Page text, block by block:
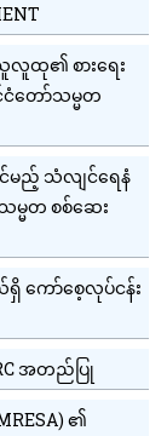
ထု၏ စားရေး
တော်သမ္မတ
င်မည့် သံလျင်ရေနံ
မ္မတ စစ်ဆေး
ကော်စေ့လုပ်ငန်း
အတည်ပြု
၏